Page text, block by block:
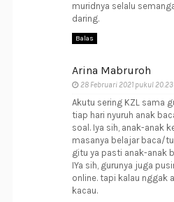
muridnya selalu
daring.
Balas
Arina Mabruroh
28 Februari 2021 pukul 20.23
Akutu sering KZL sama
tiap hari nyuruh anak
soal. Iya sih, anak-anak
masanya belajar baca/
gitu ya pasti anak-anak
IYa sih, gurunya juga
online. tapi kalau nggak
kacau.